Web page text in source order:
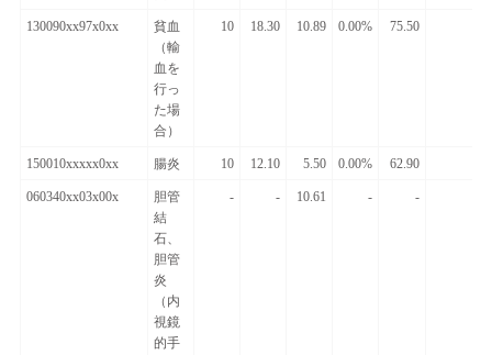
130090xx97x0xx
貧血
（輸
血を
行っ
た場
合）
10 18.30 10.89 0.00% 75.50
150010xxxxx0xx 腸炎 10 12.10 5.50 0.00% 62.90
060340xx03x00x
胆管
結
石、
胆管
炎
（内
視鏡
的手
- - 10.61 - -